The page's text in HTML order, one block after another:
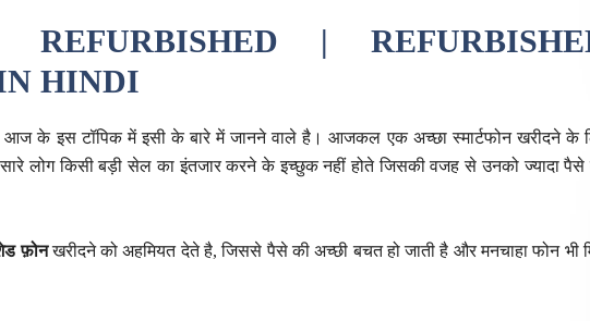
|
HINDI
आज के इस टॉपिक में इसी के बारे में जानने वाले है। आजकल एक अच्छा स्मार्टफोन खरीदने के
लोग किसी बड़ी सेल का इंतजार करने के इच्छुक नहीं होते जिसकी वजह से उनको ज्यादा पैसे
फ़ोनखरीदने को अहमियत देते है, जिससे पैसे की अच्छी बचत हो जाती है और मनचाहा फोन भी